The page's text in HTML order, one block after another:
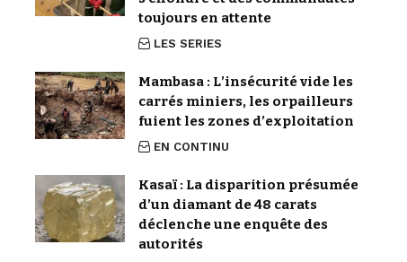
toujours en attente
LES SERIES
Mambasa : L’insécurité vide les
carrés miniers, les orpailleurs
fuient les zones d’exploitation
EN CONTINU
Kasaï : La disparition présumée
d’un diamant de 48 carats
déclenche une enquête des
autorités